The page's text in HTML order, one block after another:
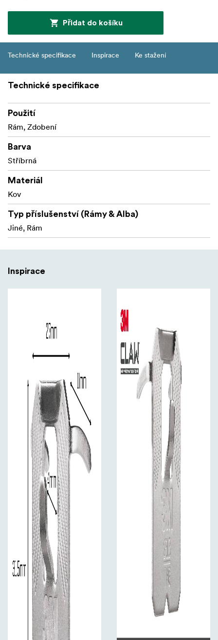
Přidat do košíku
Technické specifikace Inspirace Ke stažení
Technické specifikace
Použití
Rám, Zdobení
Barva
Stříbrná
Materiál
Kov
Typ příslušenství (Rámy & Alba)
Jiné, Rám
Inspirace